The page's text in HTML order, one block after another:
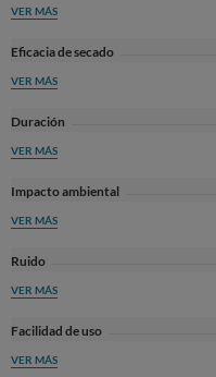
VER MÁS
Eficacia de secado
VER MÁS
Duración
VER MÁS
Impacto ambiental
VER MÁS
Ruido
VER MÁS
Facilidad de uso
VER MÁS